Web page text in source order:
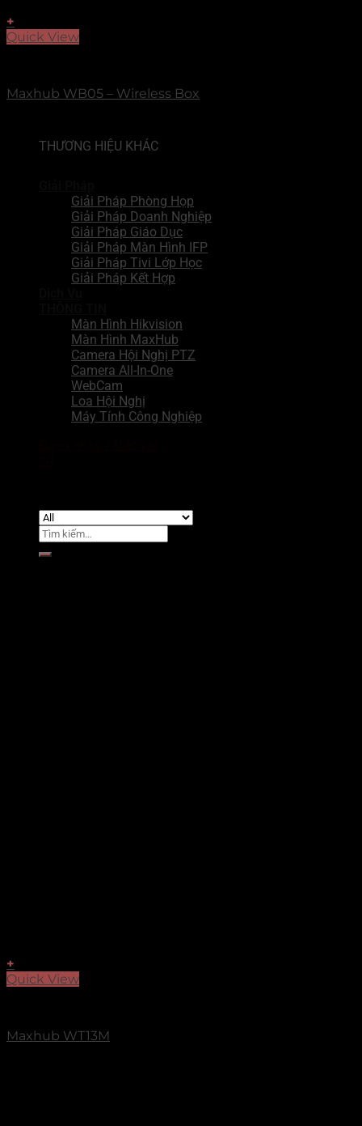
THƯƠNG HIỆU KHÁC
Giải Pháp Phòng Họp
Giải Pháp Doanh Nghiệp
Giải Pháp Giáo Dục
Giải Pháp Màn Hình IFP
Giải Pháp Tivi Lớp Học
Giải Pháp Kết Hợp
Màn Hình Hikvision
Màn Hình MaxHub
Camera Hội Nghị PTZ
Camera All-In-One
WebCam
Loa Hội Nghị
Máy Tính Công Nghiệp
Tìm
kiếm:
+
Quick View
Maxhub WB05 – Wireless Box
+
Quick View
Maxhub WT13M